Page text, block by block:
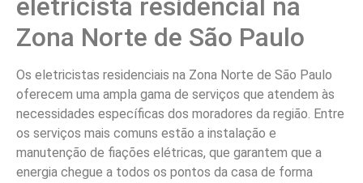
eletricista residencial na
Zona Norte de São Paulo
Os eletricistas residenciais na Zona Norte de São Paulo
oferecem uma ampla gama de serviços que atendem às
necessidades específicas dos moradores da região. Entre
os serviços mais comuns estão a instalação e
manutenção de fiações elétricas, que garantem que a
energia chegue a todos os pontos da casa de forma